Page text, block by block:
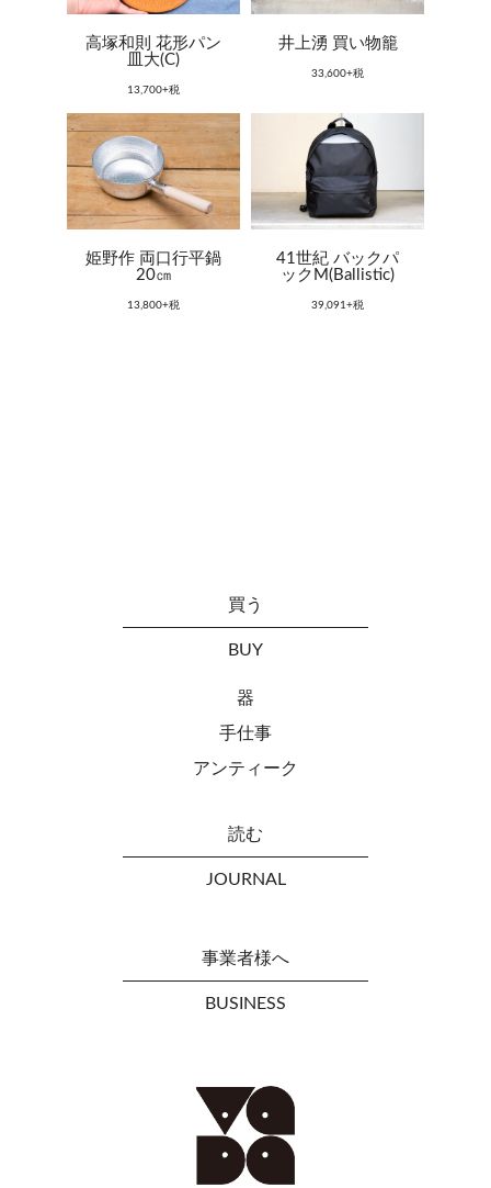
高塚和則 花形パン
皿大(C)
13,700+税
井上湧 買い物籠
33,600+税
姫野作 両口行平鍋
20㎝
13,800+税
41世紀 バックパ
ックM(Ballistic)
39,091+税
買う
BUY
器
手仕事
アンティーク
読む
JOURNAL
事業者様へ
BUSINESS